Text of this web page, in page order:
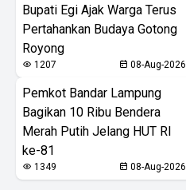
Bupati Egi Ajak Warga Terus
Pertahankan Budaya Gotong
Royong
1207 08-Aug-2026
Pemkot Bandar Lampung
Bagikan 10 Ribu Bendera
Merah Putih Jelang HUT RI
ke-81
1349 08-Aug-2026